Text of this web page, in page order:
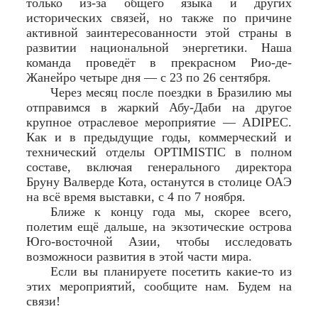
только из-за общего языка и других
исторических связей, но также по причине
активной заинтересованности этой страны в
развитии национальной энергетики. Наша
команда проведёт в прекрасном Рио-де-
Жанейро четыре дня — с 23 по 26 сентября.
Через месяц после поездки в Бразилию мы
отправимся в жаркий Абу-Даби на другое
крупное отраслевое мероприятие — ADIPEC.
Как и в предыдущие годы, коммерческий и
технический отделы OPTIMISTIC в полном
составе, включая генерального директора
Бруну Валверде Котa, останутся в столице ОАЭ
на всё время выставки, с 4 по 7 ноября.
Ближе к концу года мы, скорее всего,
полетим ещё дальше, на экзотические острова
Юго-восточной Азии, чтобы исследовать
возможноси развития в этой части мира.
Если вы планируете посетить какие-то из
этих мероприятий, сообщите нам. Будем на
связи!